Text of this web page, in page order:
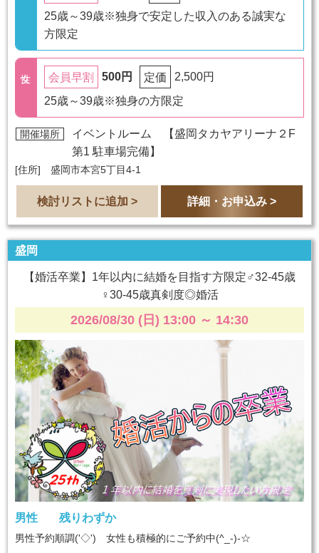
25歳～39歳※独身で安定した収入のある誠実な
方限定
会員早割 500円 定価
2,500円
25歳～39歳※独身の方限定
開催場所 イベントルーム 【 盛岡タカヤアリーナ２F
第1 駐車場完備】
[住所] 盛岡市本宮5丁目4-1
検討リストに追加 > 詳細・お申込み >
盛岡
【婚活卒業】1年以内に結婚を目指す方限定♂32-45歳
♀30-45歳真剣度◎婚活
2026/08/30 (日) 13:00 ～ 14:30
男性 残りわずか
男性予約順調('◇')ゞ女性も積極的にご予約中(^_-)-☆